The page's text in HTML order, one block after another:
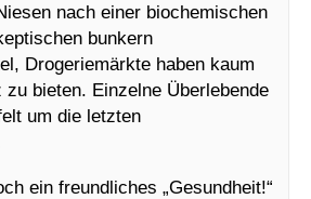
nach einer biochemischen
bunkern
Drogeriemärkte haben kaum
zu bieten. Einzelne Überlebende
um die letzten
ein freundliches „Gesundheit!“